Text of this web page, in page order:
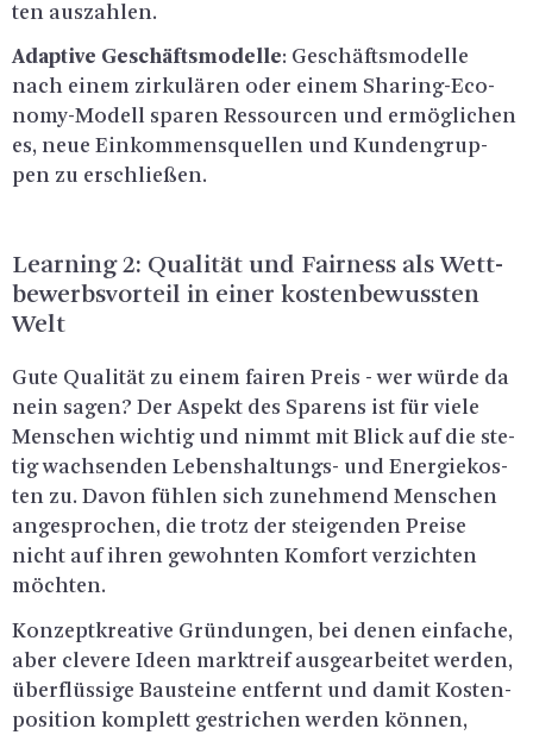
ten aus­zah­len.
Ad­ap­ti­ve Ge­schäfts­mo­del­le: Ge­schäfts­mo­del­le
nach einem zir­ku­lä­ren oder einem Sharing-Eco­
no­my-Mo­dell spa­ren Res­sour­cen und er­mög­li­chen
es, neue Ein­kom­mens­quel­len und Kun­den­grup­
pen zu er­schlie­ßen.
Learning 2: Qua­li­tät und Fair­ness als Wett­
be­werbs­vor­teil in einer kos­ten­be­wuss­ten
Welt
Gute Qua­li­tät zu einem fai­ren Preis - wer würde da
nein sagen? Der As­pekt des Spa­rens ist für viele
Men­schen wich­tig und nimmt mit Blick auf die ste­
tig wach­sen­den Le­bens­hal­tungs- und En­er­gie­kos­
ten zu. Davon füh­len sich zu­neh­mend Men­schen
an­ge­spro­chen, die trotz der stei­gen­den Prei­se
nicht auf ihren ge­wohn­ten Kom­fort ver­zich­ten
möch­ten.
Kon­zept­krea­ti­ve Grün­dun­gen, bei denen ein­fa­che,
aber cle­ve­re Ideen markt­reif aus­ge­ar­bei­tet wer­den,
über­flüs­si­ge Bau­stei­ne ent­fernt und damit Kos­ten­
po­si­ti­on kom­plett ge­stri­chen wer­den kön­nen,